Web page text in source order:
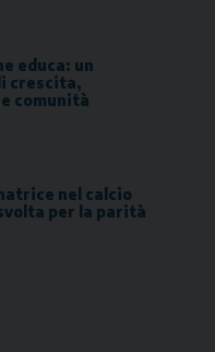
educa: un
crescita,
comunità
nel calcio
per la parità